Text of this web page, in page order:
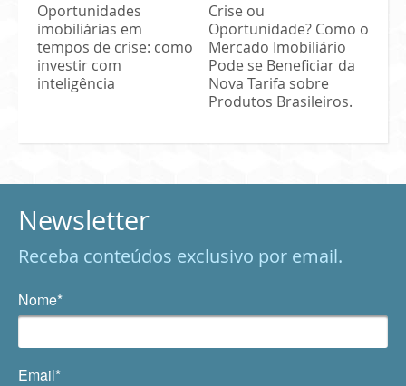
Oportunidades
imobiliárias em
tempos de crise: como
investir com
inteligência
Crise ou
Oportunidade? Como o
Mercado Imobiliário
Pode se Beneficiar da
Nova Tarifa sobre
Produtos Brasileiros.
Newsletter
Receba conteúdos exclusivo por email.
Nome*
Email*